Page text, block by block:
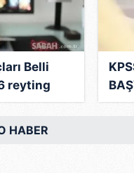
Belli
reyting
oldu?
HABER